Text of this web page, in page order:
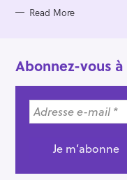
Read More
Abonnez-vous